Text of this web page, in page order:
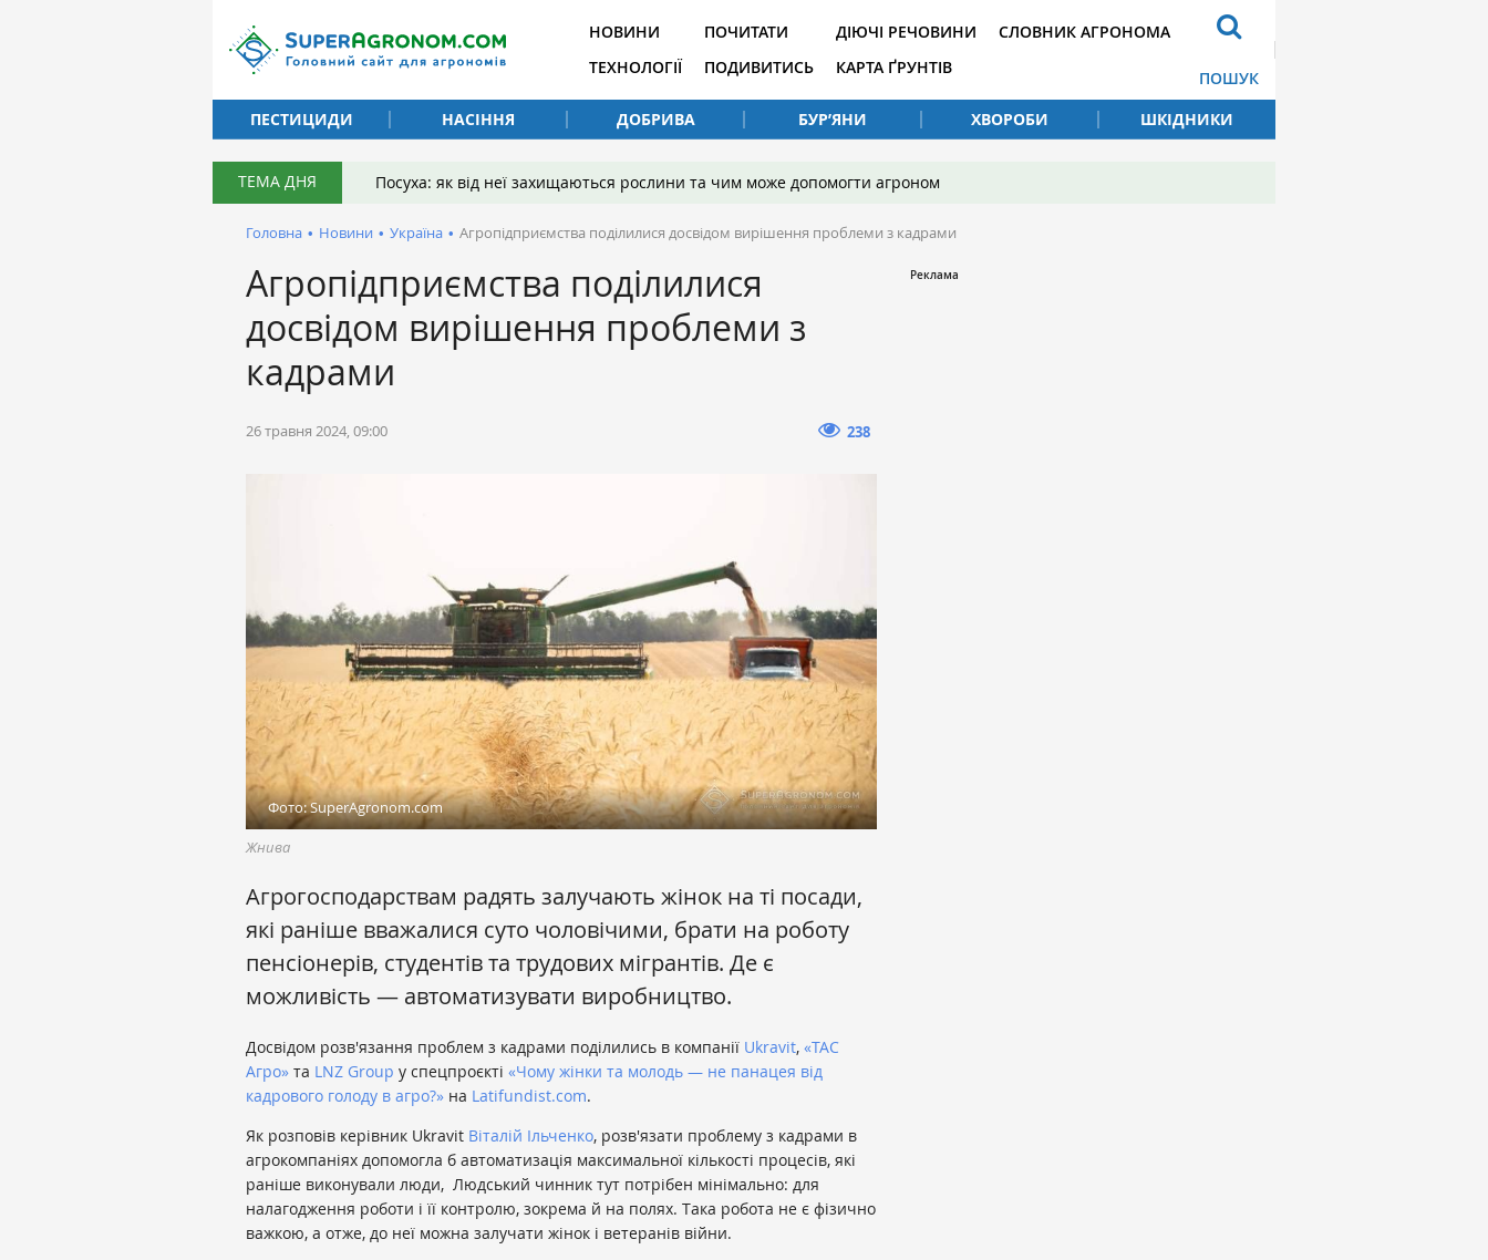
НОВИНИ
ТЕХНОЛОГІЇ
ПОЧИТАТИ
ПОДИВИТИСЬ
ДІЮЧІ РЕЧОВИНИ
КАРТА ҐРУНТІВ
СЛОВНИК АГРОНОМА
ПОШУК
ПЕСТИЦИДИ
НАСІННЯ ДОБРИВА БУР’ЯНИ ХВОРОБИ ШКІДНИКИ
ТЕМА ДНЯ Посуха: як від неї захищаються рослини та чим може допомогти агроном
Головна • Новини • Україна • Агропідприємства поділилися досвідом вирішення проблеми з кадрами
Агропідприємства поділилися
досвідом вирішення проблеми з
кадрами
26 травня 2024, 09:00 238
Фото: SuperAgronom.com
Жнива
Агрогосподарствам радять залучають жінок на ті посади,
які раніше вважалися суто чоловічими, брати на роботу
пенсіонерів, студентів та трудових мігрантів. Де є
можливість — автоматизувати виробництво.
Досвідом розв'язання проблем з кадрами поділились в компанії Ukravit, «ТАС
Агро» та LNZ Group у спецпроєкті «Чому жінки та молодь — не панацея від
кадрового голоду в агро?» на Latifundist.com.
Як розповів керівник Ukravit Віталій Ільченко, розв'язати проблему з кадрами в
агрокомпаніях допомогла б автоматизація максимальної кількості процесів, які
раніше виконували люди, Людський чинник тут потрібен мінімально: для
налагодження роботи і її контролю, зокрема й на полях. Така робота не є фізично
важкою, а отже, до неї можна залучати жінок і ветеранів війни.